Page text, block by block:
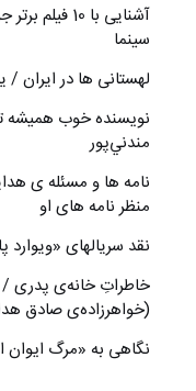
آشنایی با
سینما
لهستانی ها در ایران /
نويسنده خوب هميشه
مندني‌پور
نامه ها و مسئله ی
منظر نامه های او
نقد سریالهای
خاطراتِ خانه‌ی پدری /
(خواهرزاده‌ی صادق
نگاهی به «مرگ ايوان